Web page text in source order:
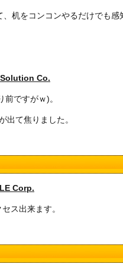
机をコンコンやるだけでも感
Co.
ですがｗ)。
出て焦りました。
Corp.
ス出来ます。